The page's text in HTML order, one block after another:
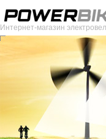
Интернет-магазин